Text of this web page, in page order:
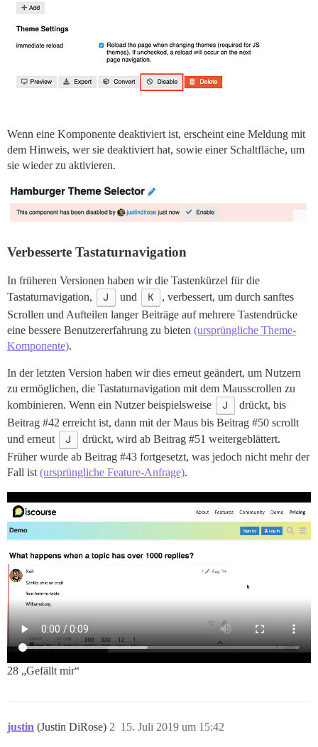
Wenn eine Komponente deaktiviert ist, erscheint eine Meldung mit
dem Hinweis, wer sie deaktiviert hat, sowie einer Schaltfläche, um
sie wieder zu aktivieren.
Verbesserte Tastaturnavigation
In früheren Versionen haben wir die Tastenkürzel für die
Tastaturnavigation,
J und K
, verbessert, um durch sanftes
Scrollen und Aufteilen langer Beiträge auf mehrere Tastendrücke
eine bessere Benutzererfahrung zu bieten (ursprüngliche Theme-
Komponente).
In der letzten Version haben wir dies erneut geändert, um Nutzern
zu ermöglichen, die Tastaturnavigation mit dem Mausscrollen zu
kombinieren. Wenn ein Nutzer beispielsweise
J
drückt, bis
Beitrag #42 erreicht ist, dann mit der Maus bis Beitrag #50 scrollt
und erneut
J drückt, wird ab Beitrag #51 weitergeblättert.
Früher wurde ab Beitrag #43 fortgesetzt, was jedoch nicht mehr der
Fall ist (ursprüngliche Feature-Anfrage).
28 „Gefällt mir“
justin (Justin DiRose) 15. Juli 2019 um 15:42
2